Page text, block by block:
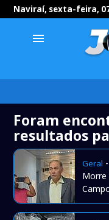
Naviraí, sexta-feira,
menu
Foram
resultados
Geral -
Morre